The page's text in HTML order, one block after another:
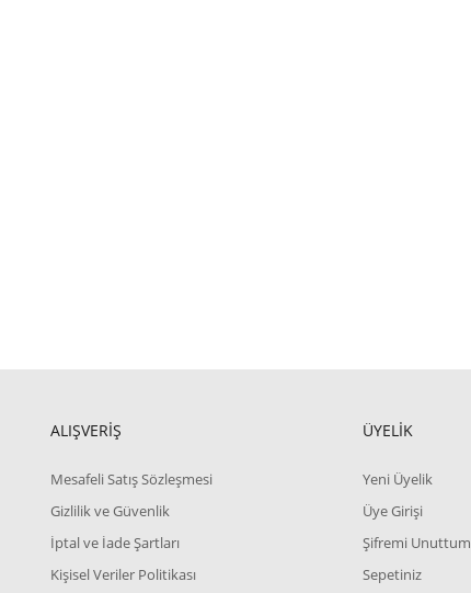
ALIŞVERİŞ
Mesafeli Satış Sözleşmesi
Gizlilik ve Güvenlik
İptal ve İade Şartları
Kişisel Veriler Politikası
ÜYELİK
Yeni Üyelik
Üye Girişi
Şifremi Unuttum
Sepetiniz